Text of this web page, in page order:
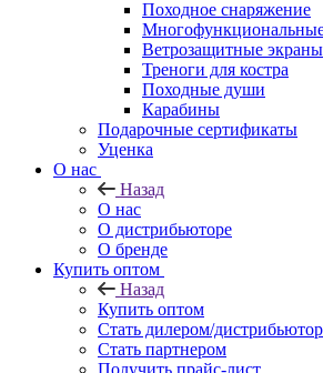
Походное снаряжение
Ветрозащитные экраны
Треноги для костра
Походные души
Карабины
Подарочные сертификаты
Уценка
О нас
Назад
О нас
О дистрибьюторе
О бренде
Купить оптом
Назад
Купить оптом
Стать дилером/
Стать партнером
Получить прайс-лист